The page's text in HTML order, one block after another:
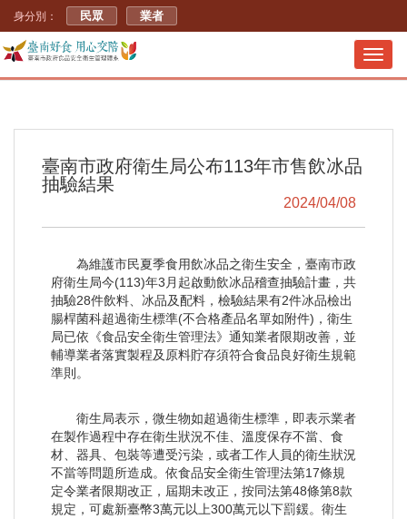
身分別： 民眾 業者
臺南市政府衛生局公布113年市售飲冰品
抽驗結果
2024/04/08
為維護市民夏季食用飲冰品之衛生安全，臺南市政
府衛生局今(113)年3月起啟動飲冰品稽查抽驗計畫，共
抽驗28件飲料、冰品及配料，檢驗結果有2件冰品檢出
腸桿菌科超過衛生標準(不合格產品名單如附件)，衛生
局已依《食品安全衛生管理法》通知業者限期改善，並
輔導業者落實製程及原料貯存須符合食品良好衛生規範
準則。
衛生局表示，微生物如超過衛生標準，即表示業者
在製作過程中存在衛生狀況不佳、溫度保存不當、食
材、器具、包裝等遭受污染，或者工作人員的衛生狀況
不當等問題所造成。依食品安全衛生管理法第17條規
定令業者限期改正，屆期未改正，按同法第48條第8款
規定，可處新臺幣3萬元以上300萬元以下罰鍰。衛生